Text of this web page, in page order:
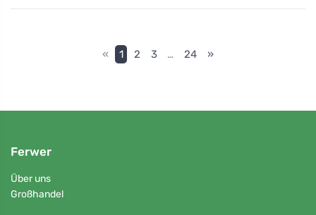
« 1 2 3 … 24 »
Ferwer
Über uns
Großhandel